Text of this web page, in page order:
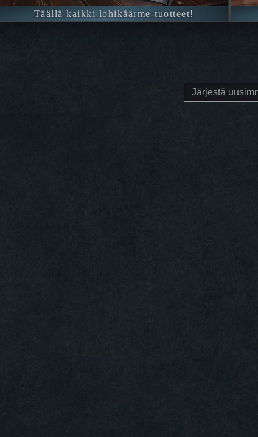
Täällä kaikki lohikäärme-tuotteet!